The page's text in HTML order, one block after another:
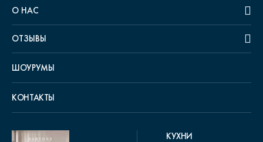
О НАС
ОТЗЫВЫ
ШОУРУМЫ
КОНТАКТЫ
КУХНИ